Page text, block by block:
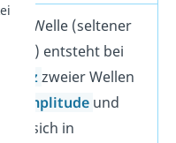
Welle (seltener
entsteht bei
zweier Wellen
Amplitude und
, die sich in